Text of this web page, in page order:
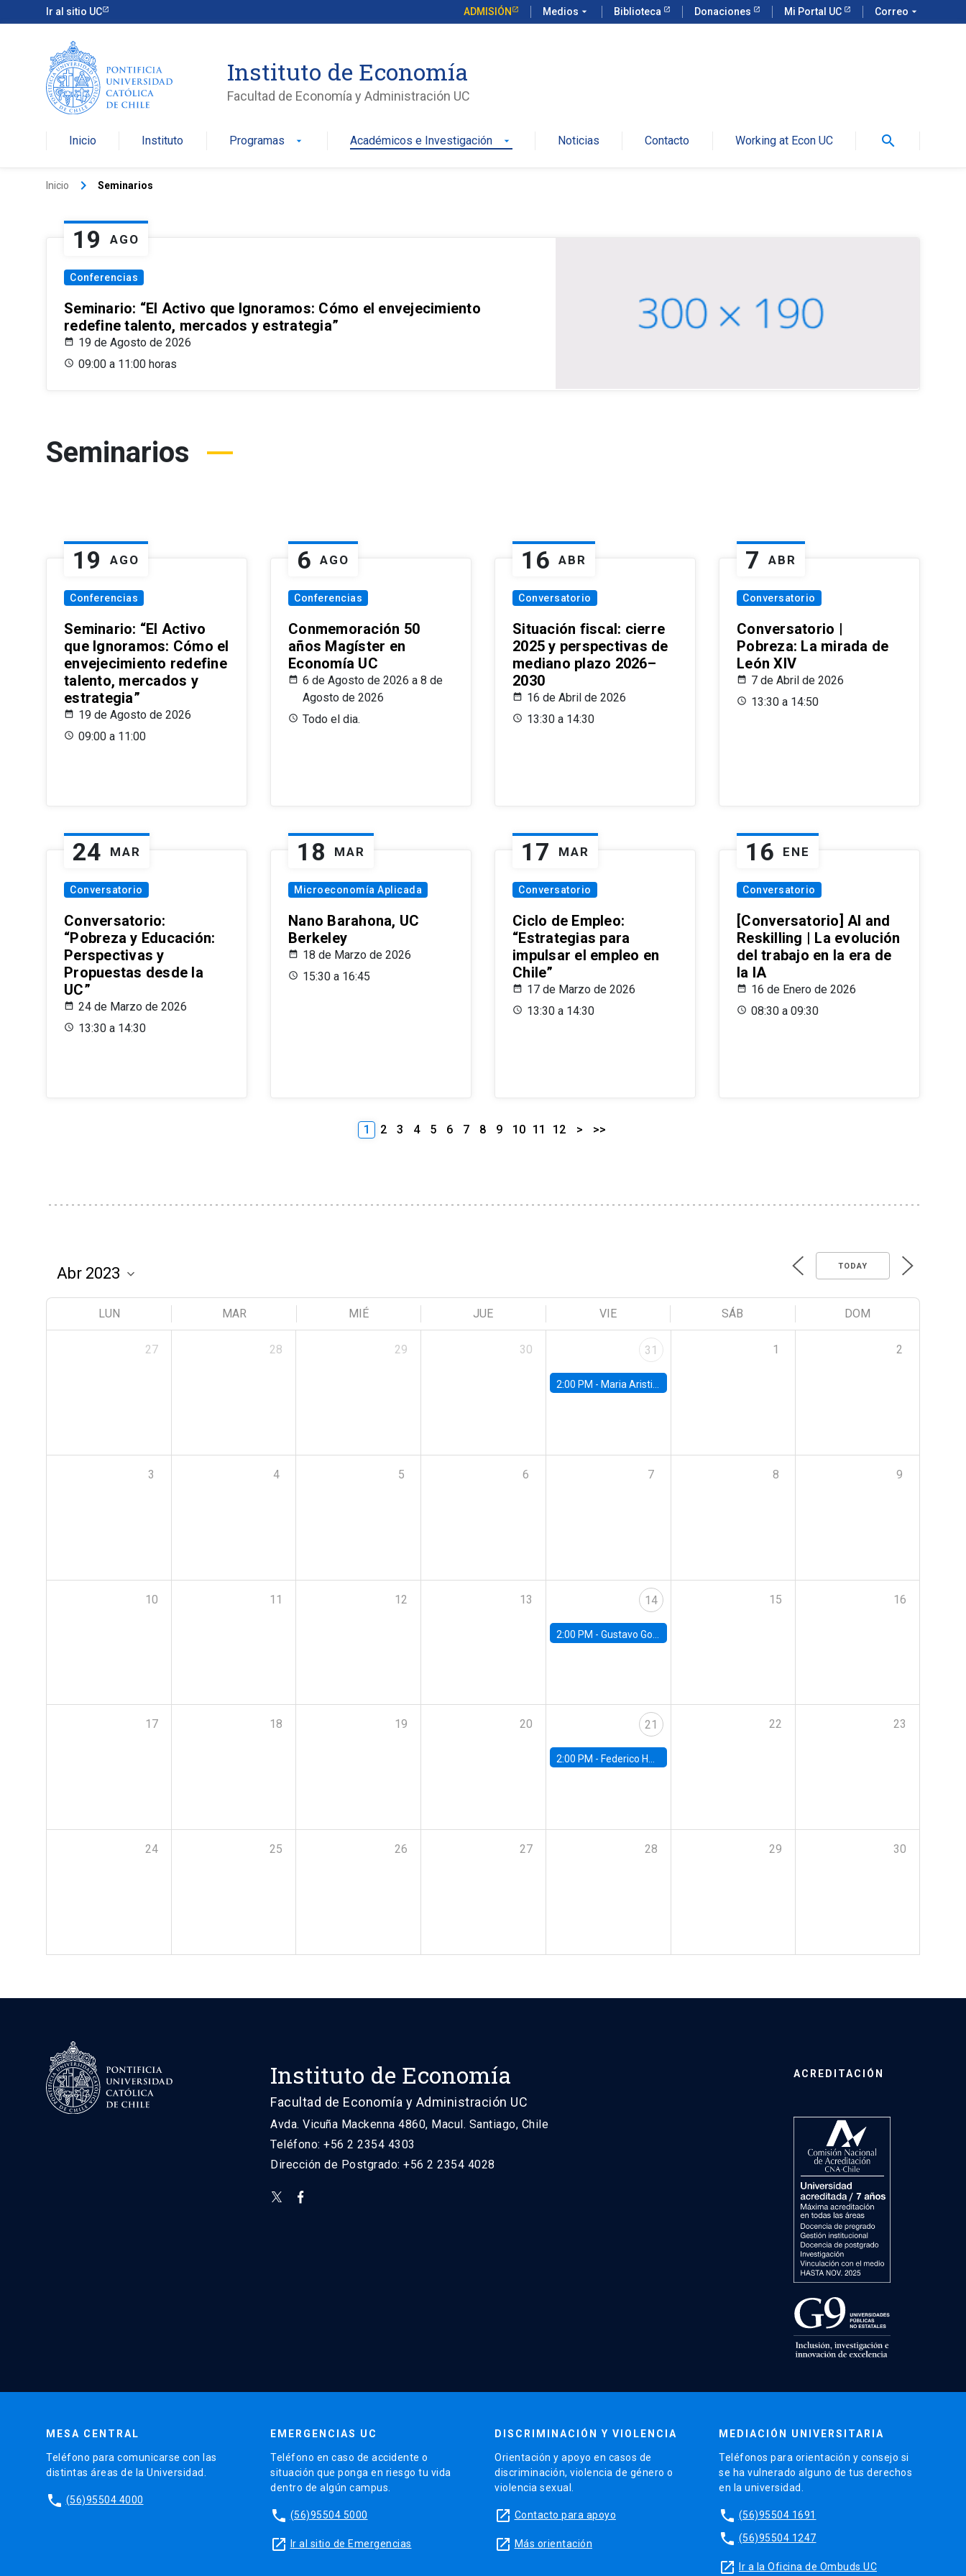
Ir al sitio UC ADMISIÓN Medios arrow_drop_down Biblioteca Donaciones Mi Portal UC Correo arrow_drop_down
Instituto de Economía
Facultad de Economía y Administración UC
Inicio Instituto Programas arrow_drop_down Académicos e Investigación arrow_drop_down Noticias Contacto Working at Econ UC search
Inicio keyboard_arrow_right Seminarios
19 AGO
Conferencias
Seminario: “El Activo que Ignoramos: Cómo el envejecimiento
redefine talento, mercados y estrategia”
19 de Agosto de 2026
09:00 a 11:00 horas
Seminarios
19 AGO
Conferencias
Seminario: “El Activo
que Ignoramos: Cómo el
envejecimiento redefine
talento, mercados y
estrategia”
19 de Agosto de 2026
09:00 a 11:00
6 AGO
Conferencias
Conmemoración 50
años Magíster en
Economía UC
6 de Agosto de 2026 a 8 de
Agosto de 2026
Todo el dia.
16 ABR
Conversatorio
Situación fiscal: cierre
2025 y perspectivas de
mediano plazo 2026–
2030
16 de Abril de 2026
13:30 a 14:30
7 ABR
Conversatorio
Conversatorio |
Pobreza: La mirada de
León XIV
7 de Abril de 2026
13:30 a 14:50
24 MAR
Conversatorio
Conversatorio:
“Pobreza y Educación:
Perspectivas y
Propuestas desde la
UC”
24 de Marzo de 2026
13:30 a 14:30
18 MAR
Microeconomía Aplicada
Nano Barahona, UC
Berkeley
18 de Marzo de 2026
15:30 a 16:45
17 MAR
Conversatorio
Ciclo de Empleo:
“Estrategias para
impulsar el empleo en
Chile”
17 de Marzo de 2026
13:30 a 14:30
16 ENE
Conversatorio
[Conversatorio] AI and
Reskilling | La evolución
del trabajo en la era de
la IA
16 de Enero de 2026
08:30 a 09:30
1 2 3 4 5 6 7 8 9 10 11 12 > >>
TODAY
LUN MAR MIÉ JUE VIE SÁB DOM
27 28 29 30 31
2:00 PM - Maria Aristizabal-Ramirez, FED Board
1 2
3 4 5 6 7 8 9
10 11 12 13 14
2:00 PM - Gustavo González - Banco Central de Chile
15 16
17 18 19 20 21
2:00 PM - Federico Huneeus - Banco Central de Chile
22 23
24 25 26 27 28 29 30
Instituto de Economía
Facultad de Economía y Administración UC
Avda. Vicuña Mackenna 4860, Macul. Santiago, Chile
Teléfono: +56 2 2354 4303
Dirección de Postgrado: +56 2 2354 4028
ACREDITACIÓN
MESA CENTRAL
Teléfono para comunicarse con las
distintas áreas de la Universidad.
phone (56)95504 4000
EMERGENCIAS UC
Teléfono en caso de accidente o
situación que ponga en riesgo tu vida
dentro de algún campus.
phone (56)95504 5000
launch Ir al sitio de Emergencias
DISCRIMINACIÓN Y VIOLENCIA
Orientación y apoyo en casos de
discriminación, violencia de género o
violencia sexual.
launch Contacto para apoyo
launch Más orientación
MEDIACIÓN UNIVERSITARIA
Teléfonos para orientación y consejo si
se ha vulnerado alguno de tus derechos
en la universidad.
phone (56)95504 1691
phone (56)95504 1247
launch Ir a la Oficina de Ombuds UC